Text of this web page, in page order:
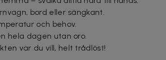
bord eller sängkant.
och behov.
hela dagen utan oro.
var du vill, helt trådlöst!